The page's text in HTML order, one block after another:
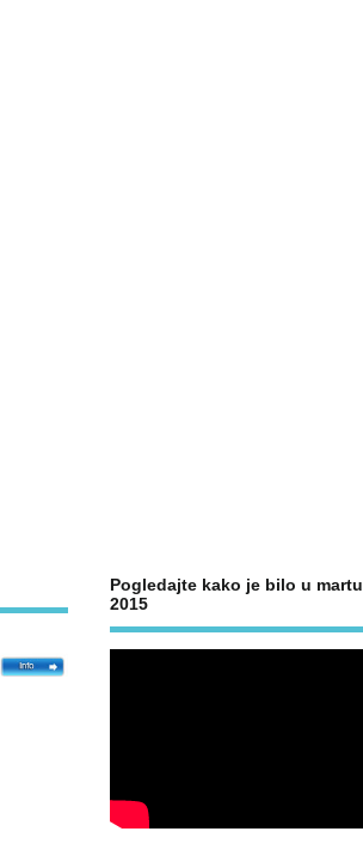
Pogledajte kako je bilo u martu
2015